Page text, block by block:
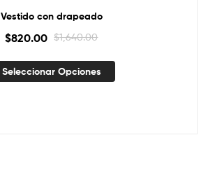
Vestido con drapeado
$1,640.00
$820.00
Seleccionar Opciones